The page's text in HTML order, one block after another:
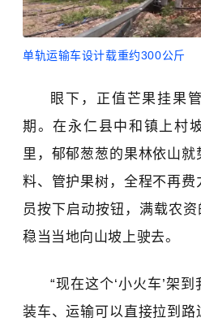
单轨运输车设计载重约300公斤
眼下，正值芒果挂果
期。在永仁县中和镇上村
里，郁郁葱葱的果林依山
料、管护果树，全程不再
员按下启动按钮，满载农
稳当当地向山坡上驶去。
“现在这个‘小火车’架
装车、运输可以直接拉到路